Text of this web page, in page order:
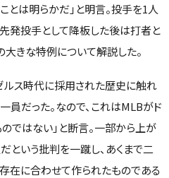
とは明らかだ」と明言。投手を1人
発投手として降板した後は打者と
大きな特例について解説した。
ルス時代に採用された歴史に触れ
員だった。なので、これはMLBがド
ではない」と断言。一部から上が
という批判を一蹴し、あくまで二
在に合わせて作られたものである